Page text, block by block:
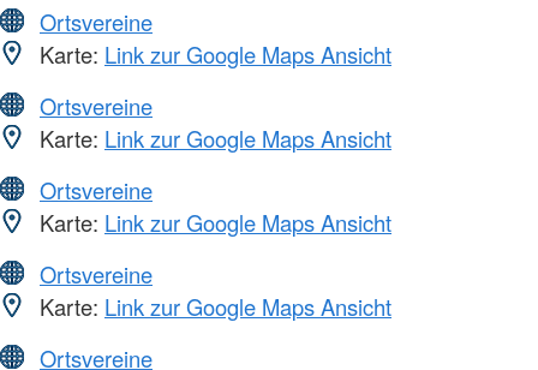
Ortsvereine
Karte: Link zur Google Maps Ansicht
Ortsvereine
Karte: Link zur Google Maps Ansicht
Ortsvereine
Karte: Link zur Google Maps Ansicht
Ortsvereine
Karte: Link zur Google Maps Ansicht
Ortsvereine